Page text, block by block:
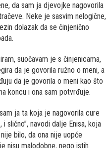
da sam ja djevojke nagovorila
Neke je sasvim nelogične,
dolazak da se činjenično
suočavam je s činjenicama,
da je govorila ružno o meni, a
da je govorila o meni kao što
koncu i ona sam potvrđuje.
ja ta koja je nagovorila cure
slično”, navodi dalje Enisa, koja
bilo, da ona nije uopće
nisu malodobne, nego istih